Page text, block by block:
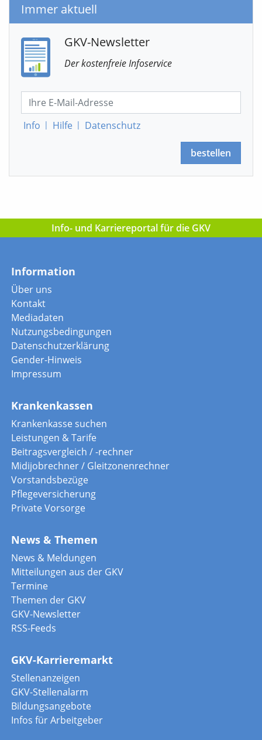
Immer aktuell
GKV-Newsletter
Der kostenfreie Infoservice
Info | Hilfe | Datenschutz
bestellen
Info- und Karriereportal für die GKV
Information
Über uns
Kontakt
Mediadaten
Nutzungsbedingungen
Datenschutzerklärung
Gender-Hinweis
Impressum
Krankenkassen
Krankenkasse suchen
Leistungen & Tarife
Beitragsvergleich / -rechner
Midijobrechner / Gleitzonenrechner
Vorstandsbezüge
Pflegeversicherung
Private Vorsorge
News & Themen
News & Meldungen
Mitteilungen aus der GKV
Termine
Themen der GKV
GKV-Newsletter
RSS-Feeds
GKV-Karrieremarkt
Stellenanzeigen
GKV-Stellenalarm
Bildungsangebote
Infos für Arbeitgeber